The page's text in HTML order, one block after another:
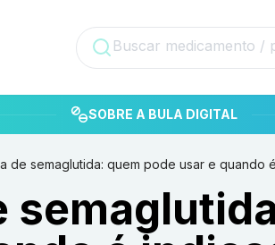
SOBRE A BULA DIGITAL
de semaglutida: quem pode usar e quando